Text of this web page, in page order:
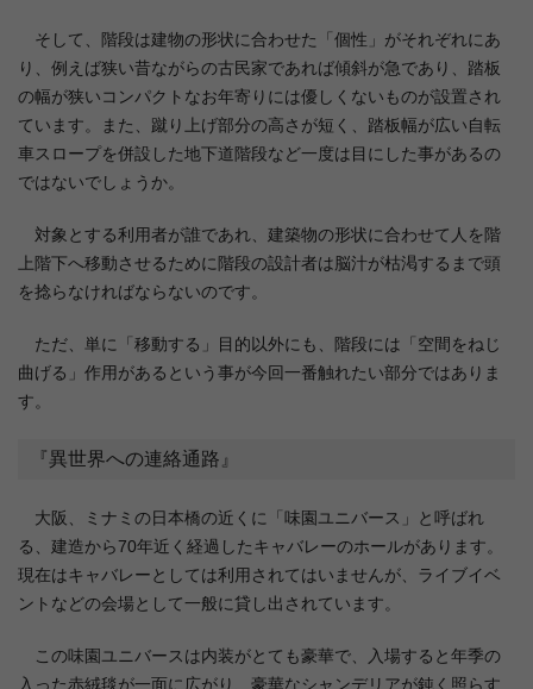
そして、階段は建物の形状に合わせた「個性」がそれぞれにあ
り、例えば狭い昔ながらの古民家であれば傾斜が急であり、踏板
の幅が狭いコンパクトなお年寄りには優しくないものが設置され
ています。また、蹴り上げ部分の高さが短く、踏板幅が広い自転
車スロープを併設した地下道階段など一度は目にした事があるの
ではないでしょうか。
対象とする利用者が誰であれ、建築物の形状に合わせて人を階
上階下へ移動させるために階段の設計者は脳汁が枯渇するまで頭
を捻らなければならないのです。
ただ、単に「移動する」目的以外にも、階段には「空間をねじ
曲げる」作用があるという事が今回一番触れたい部分ではありま
す。
『異世界への連絡通路』
大阪、ミナミの日本橋の近くに「味園ユニバース」と呼ばれ
る、建造から70年近く経過したキャバレーのホールがあります。
現在はキャバレーとしては利用されてはいませんが、ライブイベ
ントなどの会場として一般に貸し出されています。
この味園ユニバースは内装がとても豪華で、入場すると年季の
入った赤絨毯が一面に広がり、豪華なシャンデリアが鈍く照らす